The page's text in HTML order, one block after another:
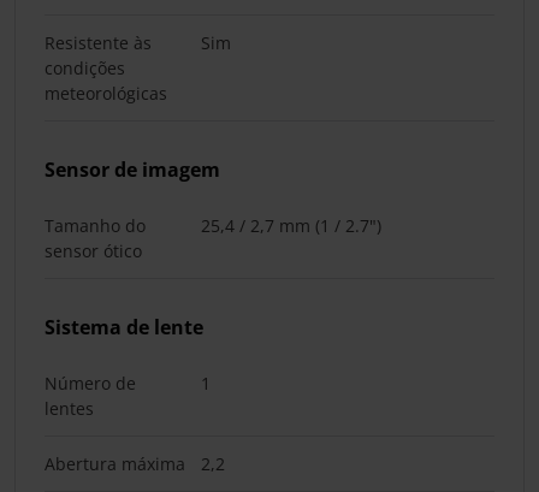
Resistente às
condições
meteorológicas
Sim
Sensor de imagem
Tamanho do
sensor ótico
25,4 / 2,7 mm (1 / 2.7")
Sistema de lente
Número de
lentes
1
Abertura máxima 2,2